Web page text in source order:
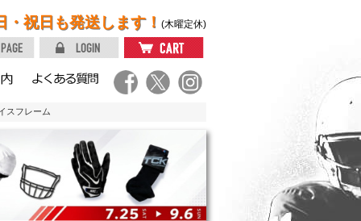
・祝日も発送します！ (木曜定休)
スフレーム